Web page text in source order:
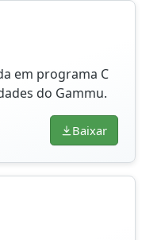
em programa C
do Gammu.
Baixar